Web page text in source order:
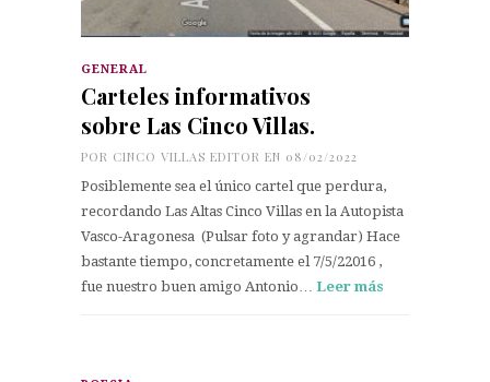
GENERAL
Carteles informativos
sobre Las Cinco Villas.
POR CINCO VILLAS EDITOR EN 08/02/2022
Posiblemente sea el único cartel que perdura,
recordando Las Altas Cinco Villas en la Autopista
Vasco-Aragonesa (Pulsar foto y agrandar) Hace
bastante tiempo, concretamente el 7/5/22016 ,
fue nuestro buen amigo Antonio… Leer más